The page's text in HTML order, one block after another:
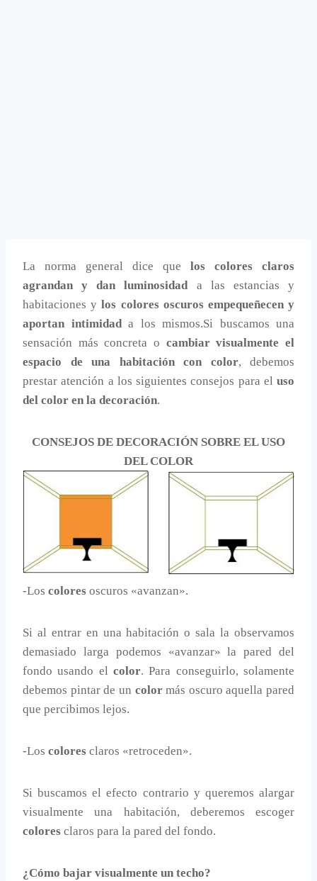
La norma general dice que los colores claros
agrandan y dan luminosidada las estancias y
habitaciones y los colores oscuros empequeñecen y
aportan intimidada los mismos.Si buscamos una
sensación más concreta o cambiar visualmente el
espacio de una habitación con color, debemos
prestar atención a los siguientes consejos para el uso
del color en la decoración.
CONSEJOS DE DECORACIÓN SOBRE EL USO
DEL COLOR
-Los colores oscuros «avanzan».
Si al entrar en una habitación o sala la observamos
demasiado larga podemos «avanzar» la pared del
fondo usando el color. Para conseguirlo, solamente
debemos pintar de un colormás oscuro aquella pared
que percibimos lejos.
-Los colores claros «retroceden».
Si buscamos el efecto contrario y queremos alargar
visualmente una habitación, deberemos escoger
colores claros para la pared del fondo.
¿Cómo bajar visualmente un techo?